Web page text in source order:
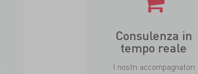
Consulenza in
tempo reale
I nostri accompagnatori